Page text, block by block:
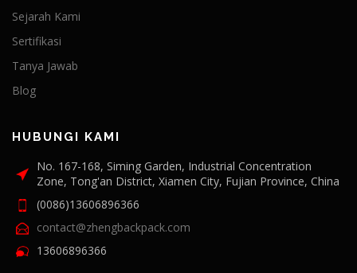
Sejarah Kami
Sertifikasi
Tanya Jawab
Blog
HUBUNGI KAMI
No. 167-168, Siming Garden, Industrial Concentration
Zone, Tong'an District, Xiamen City, Fujian Province, China
(0086)13606896366
contact@zhengbackpack.com
13606896366